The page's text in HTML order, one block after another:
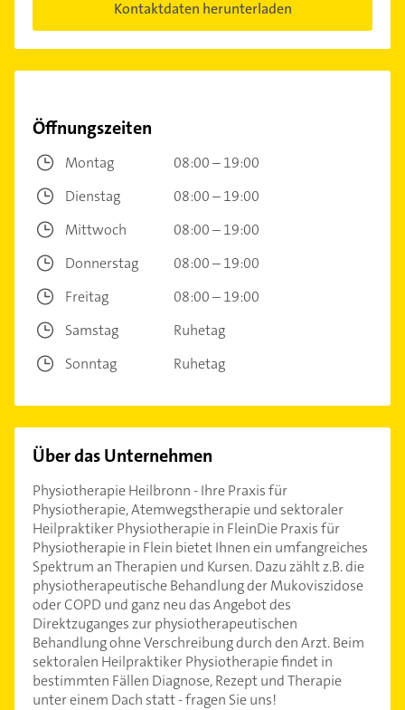
Kontaktdaten herunterladen
Öffnungszeiten
Montag
08:00 – 19:00
Dienstag
08:00 – 19:00
Mittwoch
08:00 – 19:00
Donnerstag
08:00 – 19:00
Freitag
08:00 – 19:00
Samstag
Ruhetag
Sonntag
Ruhetag
Über das Unternehmen
Physiotherapie Heilbronn - Ihre Praxis für
Physiotherapie, Atemwegstherapie und sektoraler
Heilpraktiker Physiotherapie in FleinDie Praxis für
Physiotherapie in Flein bietet Ihnen ein umfangreiches
Spektrum an Therapien und Kursen. Dazu zählt z.B. die
physiotherapeutische Behandlung der Mukoviszidose
oder COPD und ganz neu das Angebot des
Direktzuganges zur physiotherapeutischen
Behandlung ohne Verschreibung durch den Arzt. Beim
sektoralen Heilpraktiker Physiotherapie findet in
bestimmten Fällen Diagnose, Rezept und Therapie
unter einem Dach statt - fragen Sie uns!